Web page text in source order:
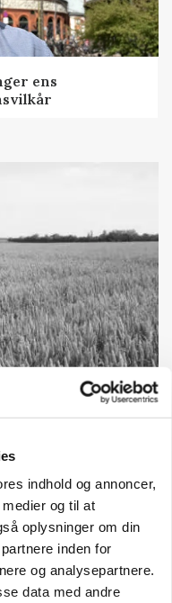
indhold og annoncer,
og til at
oplysninger om din
inden for
og analysepartnere.
data med andre
ens
røgslør om
åbne nyt